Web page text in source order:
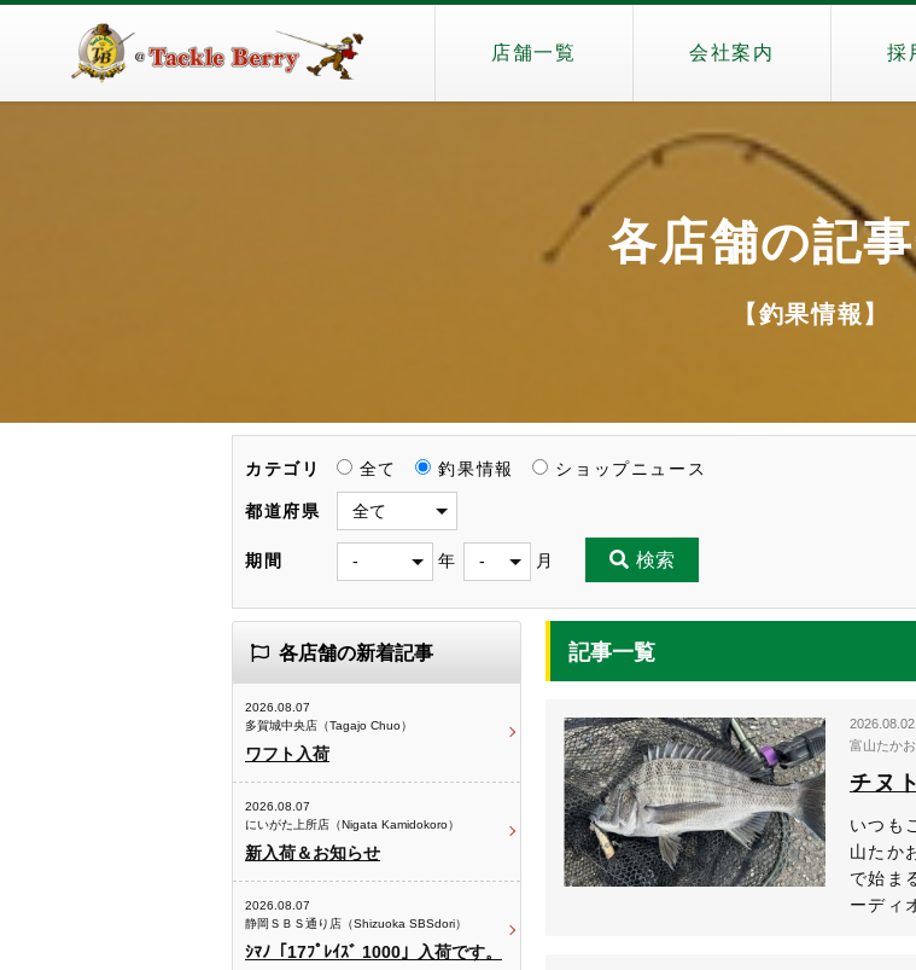
店舗一覧 会社案内 採
各店舗の記
【釣果情報】
カテゴリ 全て 釣果情報 ショップニュース
都道府県
期間 年 月 検索
記事一覧
2026.08.02
富山たか
チヌ
いつも
山たか
で始ま
ーディ
各店舗の新着記事
2026.08.07
多賀城中央店（Tagajo Chuo）
ワフト入荷
2026.08.07
にいがた上所店（Nigata Kamidokoro）
新入荷＆お知らせ
2026.08.07
静岡ＳＢＳ通り店（Shizuoka SBSdori）
ｼﾏﾉ「17ﾌﾟﾚｲｽﾞ 1000」入荷です。